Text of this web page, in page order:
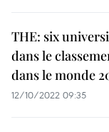
THE: six
dans le
dans le monde
12/10/2022 09:35